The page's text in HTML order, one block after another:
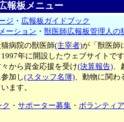
報板メニュー
ジ ・ 広報板ガイドブック
ーション ・獣医師広報板管理人の
病院の獣医師(主宰者)が「獣医師
年に開設したウェブサイトで
から資金応援を受け(決算報告)、
加し(スタッフ名簿)、動物に関わ
ます。
・サポーター募集 ・ボランティ